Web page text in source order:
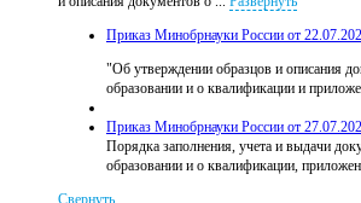
Приказ Минобрнауки России от
"Об утверждении образцов и описания
образовании и о квалификации и
Приказ Минобрнауки России от
Порядка заполнения, учета и выдачи
образовании и о квалификации,